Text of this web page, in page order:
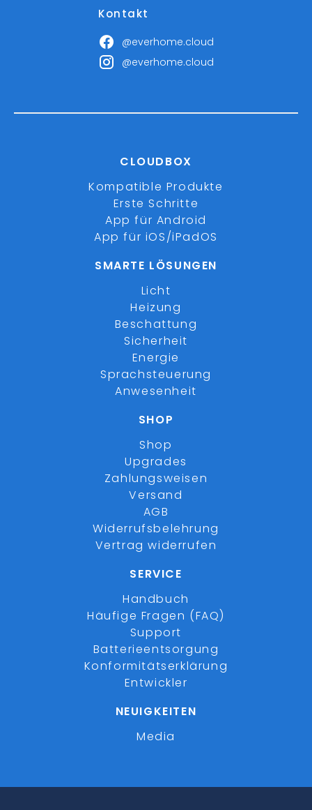
Kontakt
@everhome.cloud
@everhome.cloud
CLOUDBOX
Kompatible Produkte
Erste Schritte
App für Android
App für iOS/iPadOS
SMARTE LÖSUNGEN
Licht
Heizung
Beschattung
Sicherheit
Energie
Sprachsteuerung
Anwesenheit
SHOP
Shop
Upgrades
Zahlungsweisen
Versand
AGB
Widerrufsbelehrung
Vertrag widerrufen
SERVICE
Handbuch
Häufige Fragen (FAQ)
Support
Batterieentsorgung
Konformitätserklärung
Entwickler
NEUIGKEITEN
Media